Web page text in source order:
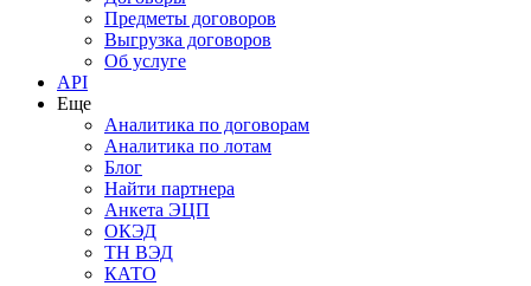
Предметы договоров
Выгрузка договоров
Об услуге
API
Еще
Аналитика по договорам
Аналитика по лотам
Блог
Найти партнера
Анкета ЭЦП
ОКЭД
ТН ВЭД
КАТО